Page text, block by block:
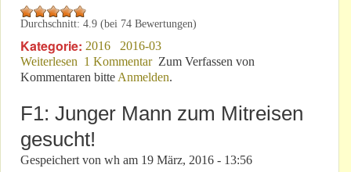
Durchschnitt: 4.9 (bei 74 Bewertungen)
Kategorie: 2016
2016-03
Weiterlesen über Nürburgring: Eine Frage – keine Antwort?
1 Kommentar Zum Verfassen von
Kommentaren bitte Anmelden.
F1: Junger Mann zum Mitreisen
gesucht!
Gespeichert von wh am 19 März, 2016 - 13:56